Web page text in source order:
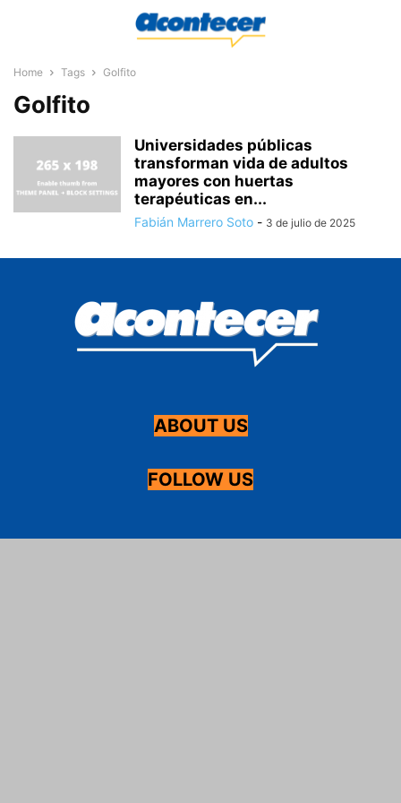
Home Tags Golfito
Golfito
Universidades públicas
transforman vida de adultos
mayores con huertas
terapéuticas en...
Fabián Marrero Soto - 3 de julio de 2025
ABOUT US
FOLLOW US